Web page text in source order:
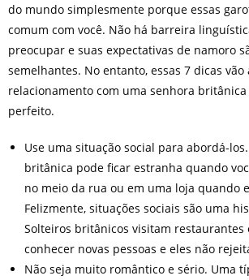
do mundo simplesmente porque essas
comum com você. Não há barreira
preocupar e suas expectativas de namoro
semelhantes. No entanto, essas 7 dicas
relacionamento com uma senhora
perfeito.
Use uma situação social para abordá-
britânica pode ficar estranha quando
no meio da rua ou em uma loja quando
Felizmente, situações sociais são uma
Solteiros britânicos visitam restaurantes
conhecer novas pessoas e eles não
Não seja muito romântico e sério. Uma